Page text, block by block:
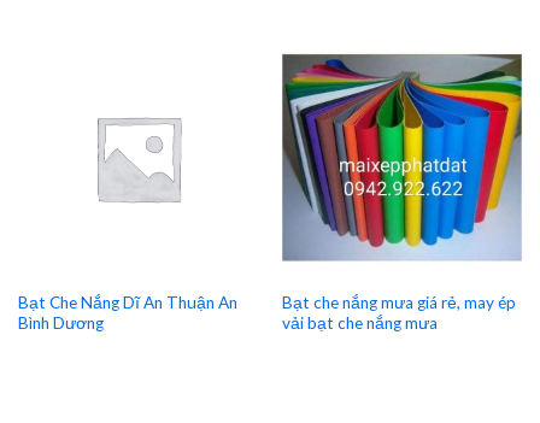
Bạt Che Nắng Dĩ An Thuận An
Bình Dương
Bạt che nắng mưa giá rẻ, may ép
vải bạt che nắng mưa